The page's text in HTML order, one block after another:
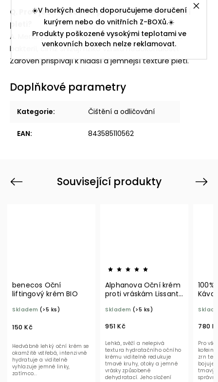
☀️V horkých dnech doporučujeme doručení
kurýrem nebo do vnitřních Z-BOXů.☀️
Produkty poškozené vysokými teplotami ve
venkovních boxech nelze reklamovat.
Q
Proč je zmenšování pórů důležité pro zdraví
pleti?
A. Menší póry brání hromadění nečistot, mazu a
bakterií, čímž snižují riziko vzniku nedokonalostí.
Zároveň přispívají k hladší a jemnější textuře pleti.
Doplňkové parametry
Kategorie: Čištění a odličování
EAN: 843585110562
Související produkty
Previous
benecos Oční
liftingový krém BIO
Skladem (>5 ks)
150 Kč
Hedvábně lehký oční krém se
okamžitě vstřebá, intenzivně
hydratuje a viditelně
vyhlazuje jemné linky,
zatímco...
Alphanova Oční krém
proti vráskám Lissant+
Skladem (>5 ks)
951 Kč
Lehká, svěží a nelepivá
textura hydratačního očního
krému viditelně redukuje
tmavé kruhy, otoky a jemné
vrásky způsobené
dehydratací. Jeho složení
100%
Káva
780 Kč
Pro
kofeinu
zrn
bojuje
Next